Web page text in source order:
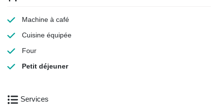
Machine à café
Cuisine équipée
Four
Petit déjeuner
Services